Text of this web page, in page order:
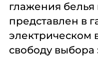
глажения белья
представлен в
электрическом
свободу выбора